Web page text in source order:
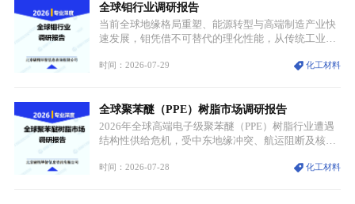
体规模扩张，高附加值领域与规模化工业应用形成两
大独立增长体系。
全球钼行业调研报告
当前全球地缘格局重塑、能源转型与高端制造产业快
速发展，钼凭借不可替代的理化性能，从传统工业金
需格局重构、价值体系重估的新阶段。钼是典型难熔
贯穿传统工业、高端制造、军工、新能源等多个核心
产业，成为现代工业体系中不可或缺的基础材料。
时间：2026-07-29 化工材料
全球聚苯醚（PPE）树脂市场调研报告
2026年全球高端电子级聚苯醚（PPE）树脂行业遭遇
结构性供给危机，受中东地缘冲突、航运阻断及核心
停产，行业长期维持寡头垄断的供应链格局彻底瓦
时间：2026-07-28 化工材料